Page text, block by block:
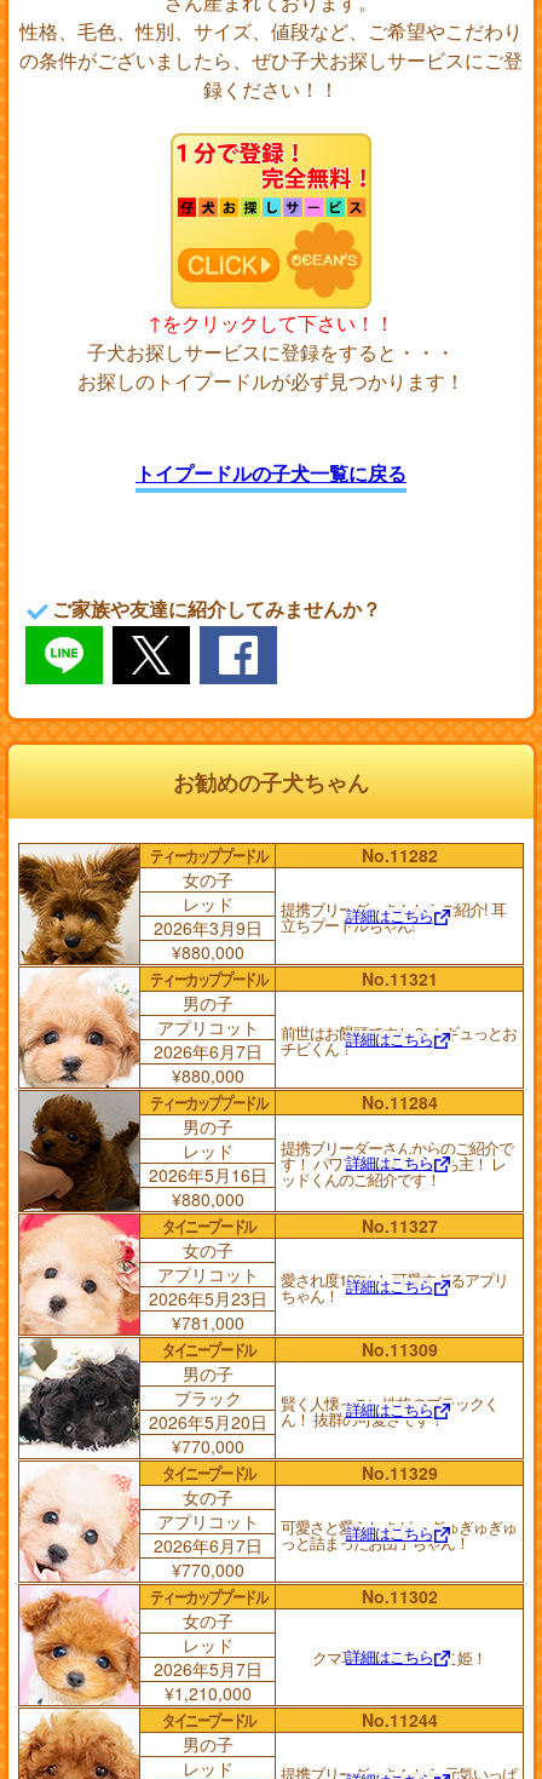
性格、毛色、性別、サイズ、値段など、ご希望やこだわり
の条件がございましたら、ぜひ子犬お探しサービスにご登
録ください！！
↑をクリックして下さい！！
子犬お探しサービスに登録をすると・・・
お探しのトイプードルが必ず見つかります！
トイプードルの子犬一覧に戻る
ご家族や友達に紹介してみませんか？
お勧めの子犬ちゃん
ティーカッププードル
No.11282
女の子
提携ブリーダーさんからご紹介! 耳
立ちプードルちゃん!
詳細はこちら
レッド
2026年3月9日
¥880,000
ティーカッププードル
No.11321
男の子
前世はお饅頭ですか？ ムギュっとお
チビくん！詳細はこちら
アプリコット
2026年6月7日
¥880,000
ティーカッププードル
No.11284
男の子
提携ブリーダーさんからのご紹介で
す！ パワフルな体力の持ち主！ レ
ッドくんのご紹介です！
詳細はこちら
レッド
2026年5月16日
¥880,000
タイニープードル
No.11327
女の子
愛され度100%！ 可愛すぎるアプリ
ちゃん！ 詳細はこちら
アプリコット
2026年5月23日
¥781,000
タイニープードル
No.11309
男の子
賢く人懐っこい性格のブラックく
ん！ 抜群の可愛さです！
詳細はこちら
ブラック
2026年5月20日
¥770,000
タイニープードル
No.11329
女の子
可愛さと愛らしさが、 ぎゅぎゅぎゅ
っと詰まったお団子ちゃん！
詳細はこちら
アプリコット
2026年6月7日
¥770,000
ティーカッププードル
No.11302
女の子
クマ耳の極小ちびっこ姫！
詳細はこちら
レッド
2026年5月7日
¥1,210,000
タイニープードル
No.11244
男の子
提携ブリーダーさんから 元気いっぱ
レッド